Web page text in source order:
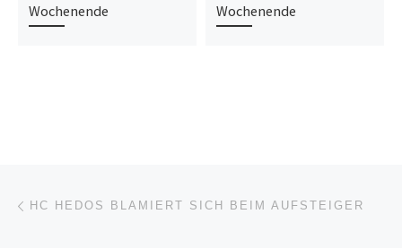
Wochenende
Wochenende
Beitragsnavigation
HC HEDOS BLAMIERT SICH BEIM AUFSTEIGER